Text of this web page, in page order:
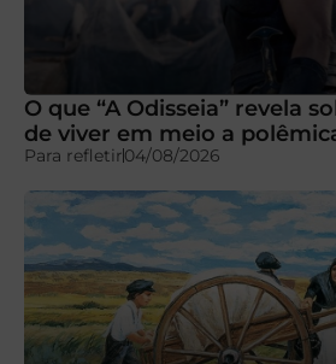
O que “A Odisseia” revela
de viver em meio a
Para refletir04/08/2026